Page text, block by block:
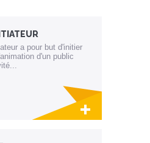
a pour but d'initier
d'un public